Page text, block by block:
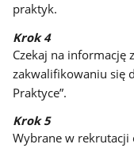
praktyk.
Krok 4
Czekaj na informację
zakwalifikowaniu się
Praktyce”.
Krok 5
Wybrane w rekrutacji